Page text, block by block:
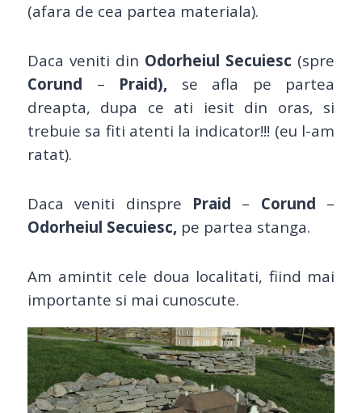
(afara de cea partea materiala).
Daca veniti din Odorheiul Secuiesc (spre
Corund – Praid), se afla pe partea
dreapta, dupa ce ati iesit din oras, si
trebuie sa fiti atenti la indicator!!! (eu l-am
ratat).
Daca veniti dinspre Praid – Corund –
Odorheiul Secuiesc, pe partea stanga.
Am amintit cele doua localitati, fiind mai
importante si mai cunoscute.